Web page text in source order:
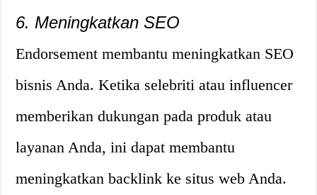
6. Meningkatkan SEO
Endorsement membantu meningkatkan SEO
bisnis Anda. Ketika selebriti atau influencer
memberikan dukungan pada produk atau
layanan Anda, ini dapat membantu
meningkatkan backlink ke situs web Anda.